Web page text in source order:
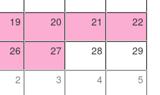
19 20 21 22
26 27 28 29
2 3 4 5